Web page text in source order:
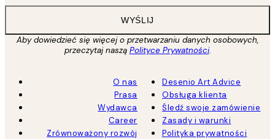
WYŚLIJ
Aby dowiedzieć się więcej o przetwarzaniu danych osobowych,
przeczytaj naszą Polityce Prywatności.
O nas
Prasa
Wydawca
Career
Zrównoważony rozwój
Desenio Art Advice
Obsługa klienta
Śledź swoje zamówienie
Zasady i warunki
Polityka prywatności